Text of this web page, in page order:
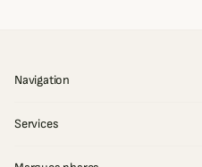
Navigation
Services